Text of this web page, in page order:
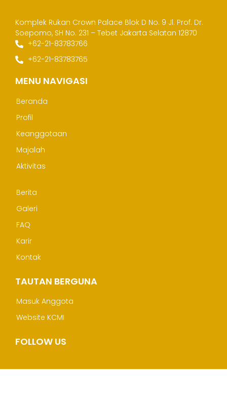
Komplek Rukan Crown Palace Blok D No. 9 Jl. Prof. Dr.
Soepomo, SH No. 231 – Tebet Jakarta Selatan 12870
+62-21-83783766
+62-21-83783765
MENU NAVIGASI
Beranda
Profil
Keanggotaan
Majalah
Aktivitas
Berita
Galeri
FAQ
Karir
Kontak
TAUTAN BERGUNA
Masuk Anggota
Website KCMI
FOLLOW US